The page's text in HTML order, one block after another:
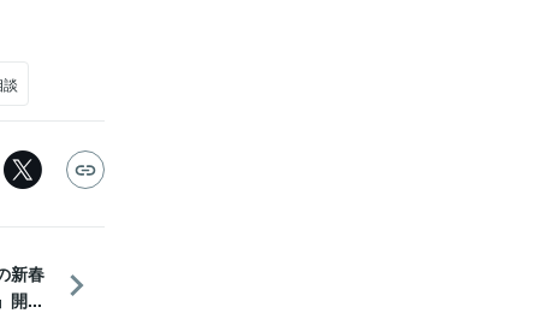
新春
開...